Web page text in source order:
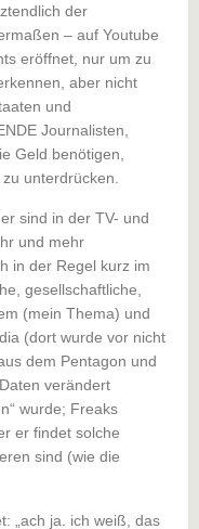
der
– auf Youtube
eröffnet, nur um zu
aber nicht
und
Journalisten,
Geld benötigen,
unterdrücken.
sind in der TV- und
und mehr
in der Regel kurz im
gesellschaftliche,
(mein Thema) und
(dort wurde vor nicht
dem Pentagon und
verändert
wurde; Freaks
er findet solche
sind (wie die
„ach ja. ich weiß, das